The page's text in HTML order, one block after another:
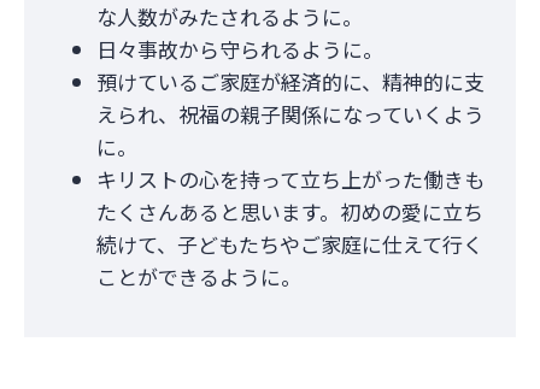
な人数がみたされるように。
日々事故から守られるように。
預けているご家庭が経済的に、精神的に支
えられ、祝福の親子関係になっていくよう
に。
キリストの心を持って立ち上がった働きも
たくさんあると思います。初めの愛に立ち
続けて、子どもたちやご家庭に仕えて行く
ことができるように。